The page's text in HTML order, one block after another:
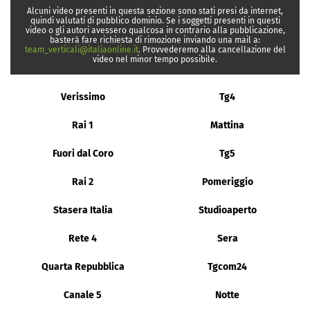
Alcuni video presenti in questa sezione sono stati presi da internet,
quindi valutati di pubblico dominio. Se i soggetti presenti in questi
video o gli autori avessero qualcosa in contrario alla pubblicazione,
basterà fare richiesta di rimozione inviando una mail a:
team_verticali@italiaonline.it. Provvederemo alla cancellazione del
video nel minor tempo possibile.
Verissimo Tg4
Rai 1 Mattina
Fuori dal Coro Tg5
Rai 2 Pomeriggio
Stasera Italia Studioaperto
Rete 4 Sera
Quarta Repubblica Tgcom24
Canale 5 Notte